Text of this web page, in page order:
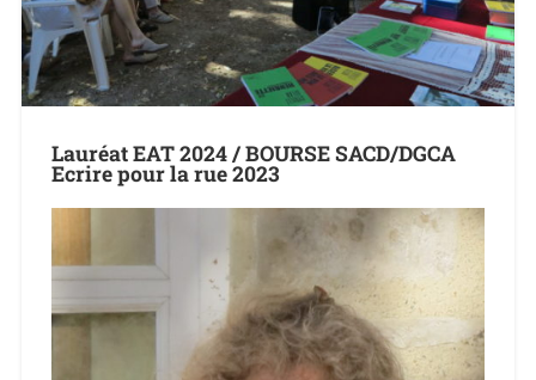
Lauréat EAT 2024 / BOURSE SACD/DGCA
Ecrire pour la rue 2023